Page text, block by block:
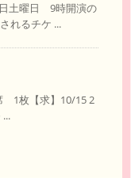
土曜日 9時開演の
れるチケ ...
1枚【求】10/15 2